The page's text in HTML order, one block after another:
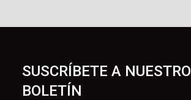
SUSCRÍBETE A NUESTRO
BOLETÍN